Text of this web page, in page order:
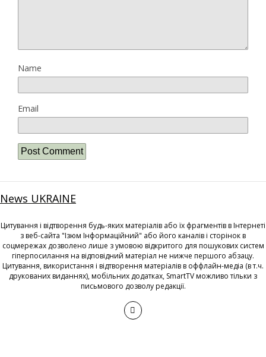
Name
Email
News UKRAINE
Цитування і відтворення будь-яких матеріалів або їх фрагментів в Інтернеті
з веб-сайта "Ізюм Інформаційний" або його каналів і сторінок в
соцмережах дозволено лише з умовою відкритого для пошукових систем
гіперпосилання на відповідний матеріал не нижче першого абзацу.
Цитування, використання і відтворення матеріалів в оффлайн-медіа (в т.ч.
друкованих виданнях), мобільних додатках, SmartTV можливо тільки з
письмового дозволу редакції.